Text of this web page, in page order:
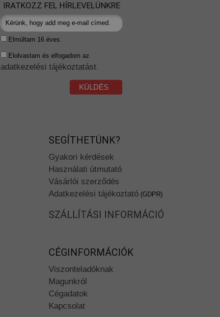
IRATKOZZ FEL HÍRLEVELÜNKRE
Elmúltam 16 éves.
Elolvastam és elfogadom az
adatkezelési tájékoztatást
KÜLDÉS
SEGÍTHETÜNK?
Gyakori kérdések
Használati útmutató
Vásárlói szerződés
Adatkezelési tájékoztató (GDPR)
SZÁLLÍTÁSI INFORMÁCIÓ
CÉGINFORMÁCIÓK
Viszonteladóknak
Magunkról
Cégadatok
Kapcsolat